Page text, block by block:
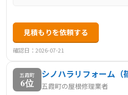
見積もりを依頼する
確認日：2026-07-21
五霞町
6位
シノハラリフォーム（
五霞町の屋根修理業者